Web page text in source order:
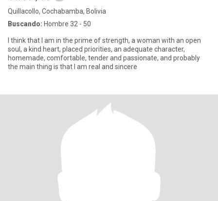
Quillacollo, Cochabamba, Bolivia
Buscando: Hombre 32 - 50
I think that I am in the prime of strength, a woman with an open
soul, a kind heart, placed priorities, an adequate character,
homemade, comfortable, tender and passionate, and probably
the main thing is that I am real and sincere